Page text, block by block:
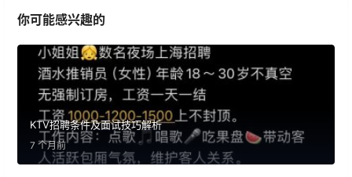
你可能感兴趣的
KTV招聘条件及面试技巧解析
7 个月前